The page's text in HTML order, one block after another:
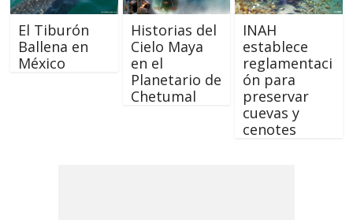
El Tiburón
Ballena en
México
Historias del
Cielo Maya
en el
Planetario de
Chetumal
INAH
establece
reglamentaci
ón para
preservar
cuevas y
cenotes